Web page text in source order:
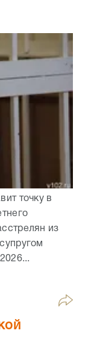
точку в
из